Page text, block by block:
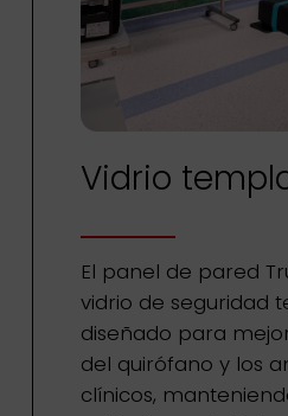
Vidrio
El panel de pared
vidrio de seguridad
diseñado para
del quirófano y los
clínicos,